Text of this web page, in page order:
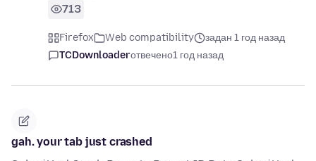
713
Firefox Web compatibility
задан 1 год назад
TCDownloaderотвечено1 год назад
gah. your tab just crashed